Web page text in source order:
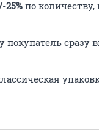
25% по количеству,
сразу